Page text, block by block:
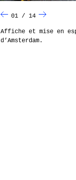
01 / 14
Affiche et mise en
d’Amsterdam.